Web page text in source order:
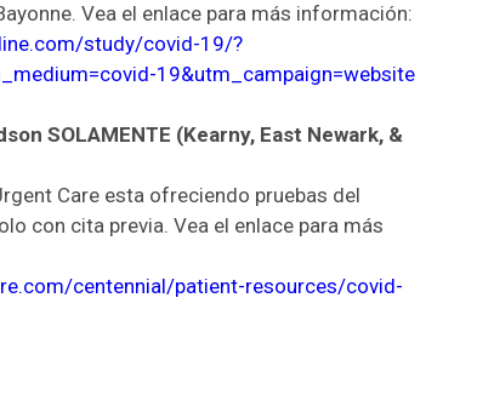
Vea el enlace para más información:
study/covid-19/?
19&utm_campaign=website
SOLAMENTE (Kearny, East Newark, &
Care esta ofreciendo pruebas del
con cita previa. Vea el enlace para más
centennial/patient-resources/covid-